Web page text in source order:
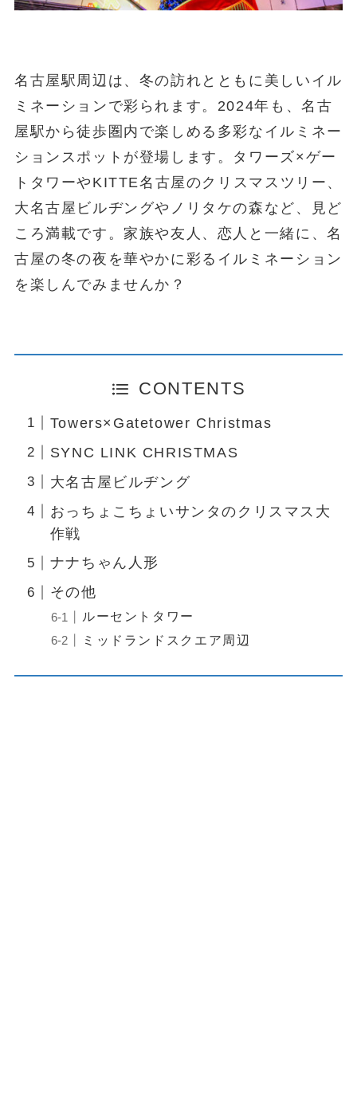
名古屋駅周辺は、冬の訪れとともに美しいイル
ミネーションで彩られます。2024年も、名古
屋駅から徒歩圏内で楽しめる多彩なイルミネー
ションスポットが登場します。タワーズ×ゲー
トタワーやKITTE名古屋のクリスマスツリー、
大名古屋ビルヂングやノリタケの森など、見ど
ころ満載です。家族や友人、恋人と一緒に、名
古屋の冬の夜を華やかに彩るイルミネーション
を楽しんでみませんか？
CONTENTS
Towers×Gatetower Christmas
SYNC LINK CHRISTMAS
大名古屋ビルヂング
おっちょこちょいサンタのクリスマス大
作戦
ナナちゃん人形
その他
ルーセントタワー
ミッドランドスクエア周辺